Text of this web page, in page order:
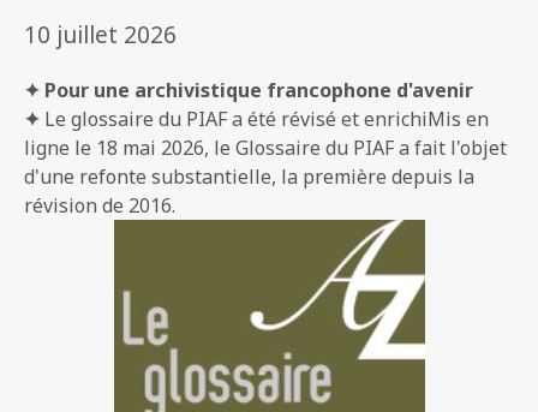
10 juillet 2026
✦ Pour une archivistique francophone d'avenir
✦ Le glossaire du PIAF a été révisé et enrichiMis en
ligne le 18 mai 2026, le Glossaire du PIAF a fait l'objet
d'une refonte substantielle, la première depuis la
révision de 2016.